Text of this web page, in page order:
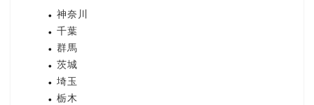
神奈川
千葉
群馬
茨城
埼玉
栃木